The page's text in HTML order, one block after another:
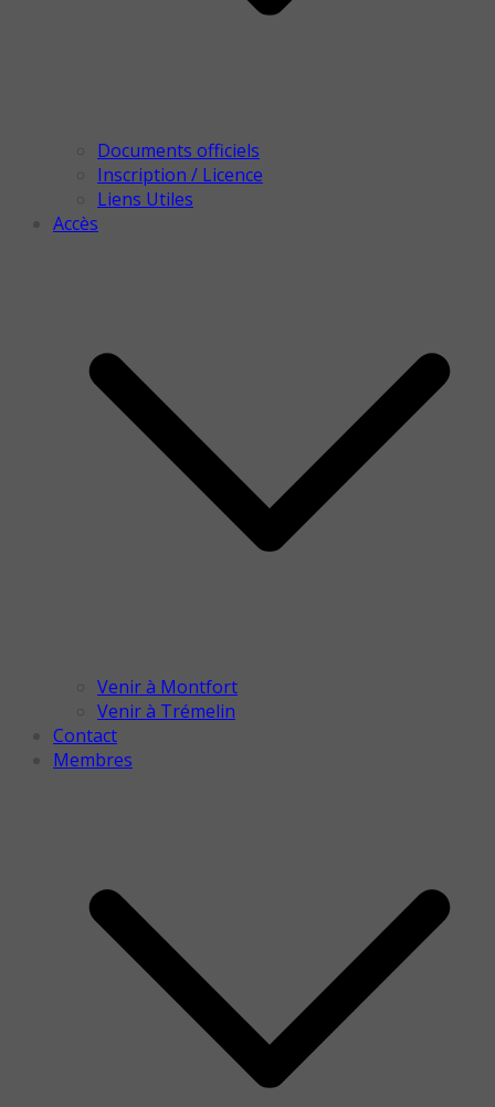
Documents officiels
Inscription / Licence
Liens Utiles
Accès
Venir à Montfort
Venir à Trémelin
Contact
Membres